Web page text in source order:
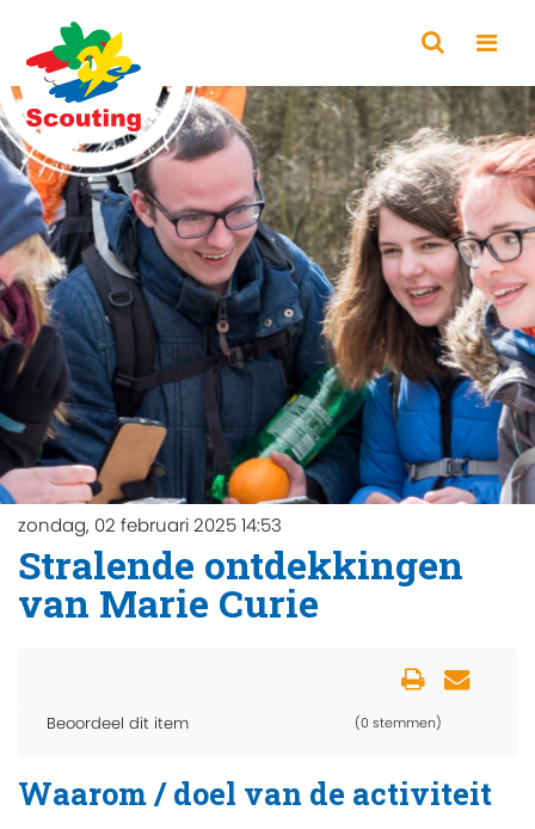
zondag, 02 februari 2025 14:53
Stralende ontdekkingen
van Marie Curie
Beoordeel dit item (0 stemmen)
Waarom / doel van de activiteit